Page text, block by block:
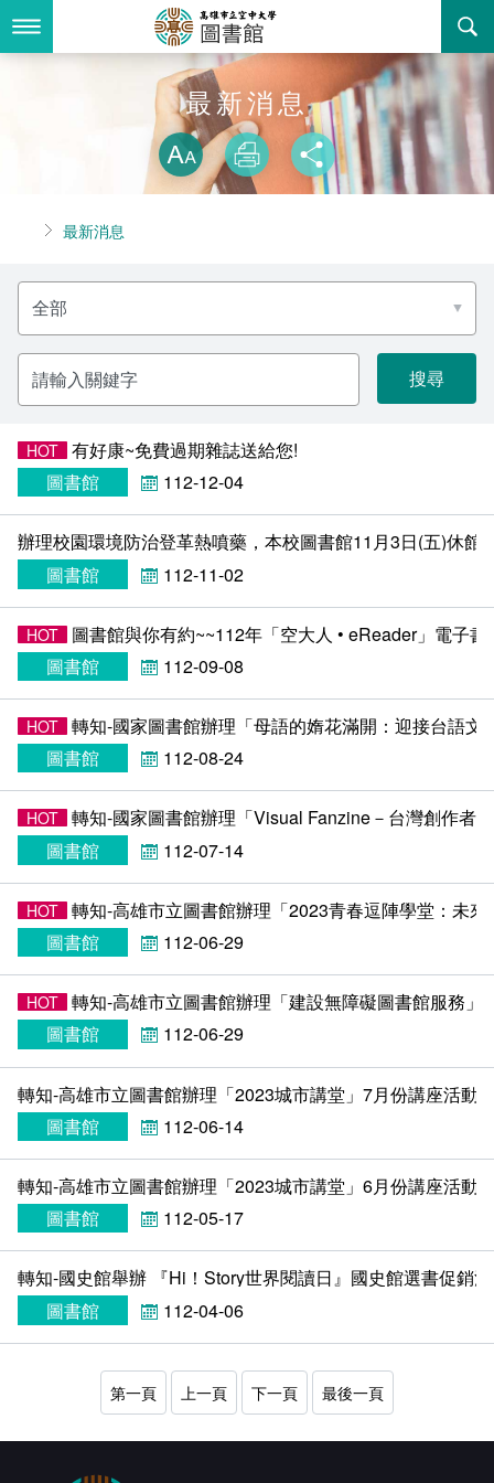
到
要
組織職掌
聯絡資訊
活動花絮
諮詢信箱
開放時間
法令規章
新書推薦
個人借閱查詢
常見問答
相關連結
館際合作
電子資料庫
試用電子資料庫
電子資料庫
全國學術電子資源系統
論文相關網站
取得論文全文的方法
電子資源
凌網電子書HyRead ebook
華藝電子書iRead eBooks
UDN讀書館電子書庫
Journals學術期刊資料庫(校內使用無須帳密,需校外
使用請洽圖書館)
西文圖書分類表
書表下載
回空大首頁
最新消息
略過字型切
放大
列印 分享
首頁最新消息
分
類
名
稱
請
輸
入
關
字HOT 有好康~免費過期雜誌送給您!
圖書館
112-12-04
辦理校園環境防治登革熱噴藥，本校圖書館11月3日(五)休館
圖書館
112-11-02
HOT
圖書館與你有約~~112年「空大人 • eReader」電子
圖書館
112-09-08
HOT 轉知-國家圖書館辦理「母語的媠花滿開：迎接台語文
圖書館
112-08-24
HOT 轉知-國家圖書館辦理「Visual Fanzine－台灣創作者
圖書館
112-07-14
HOT 轉知-高雄市立圖書館辦理「2023青春逗陣學堂：未來
圖書館
112-06-29
HOT 轉知-高雄市立圖書館辦理「建設無障礙圖書館服務」
圖書館
112-06-29
轉知-高雄市立圖書館辦理「2023城市講堂」7月份講座活動
圖書館
112-06-14
轉知-高雄市立圖書館辦理「2023城市講堂」6月份講座活動
圖書館
112-05-17
轉知-國史館舉辦 『Hi！Story世界閱讀日』國史館選書促銷
圖書館
112-04-06
第一頁 上一頁 下一頁 最後一頁